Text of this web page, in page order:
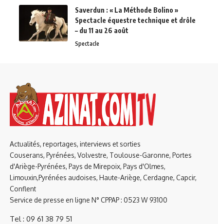
Saverdun : « La Méthode Bolino »
Spectacle équestre technique et drôle
– du 11 au 26 août
Spectacle
Actualités, reportages, interviews et sorties
Couserans, Pyrénées, Volvestre, Toulouse-Garonne, Portes
d'Ariège-Pyrénées, Pays de Mirepoix, Pays d'Olmes,
Limouxin,Pyrénées audoises, Haute-Ariège, Cerdagne, Capcir,
Conflent
Service de presse en ligne N° CPPAP : 0523 W 93100
Tel : 09 61 38 79 51